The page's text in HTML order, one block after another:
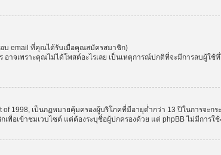
บ email ที่คุณได้รับเมื่อคุณสมัครสมาชิก)
าจเพราะคุณไม่ได้โพสต์อะไรเลย เป็นเหตุการณ์ปกติที่จะมีการลบผู้ใ
of 1998, เป็นกฏหมายคุ้มครองผู้บริโภคที่มีอายุต่ำกว่า 13 ปีในการจะ
พื่อเข้าชมเวบไซต์ แต่ต้องระบุชื่อผู้ปกครองด้วย แต่ phpBB ไม่มีการใ